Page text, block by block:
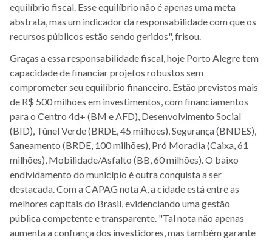
equilíbrio fiscal. Esse equilíbrio não é apenas uma meta
abstrata, mas um indicador da responsabilidade com que os
recursos públicos estão sendo geridos", frisou.
Graças a essa responsabilidade fiscal, hoje Porto Alegre tem
capacidade de financiar projetos robustos sem
comprometer seu equilíbrio financeiro. Estão previstos mais
de R$ 500 milhões em investimentos, com financiamentos
para o Centro 4d+ (BM e AFD), Desenvolvimento Social
(BID), Túnel Verde (BRDE, 45 milhões), Segurança (BNDES),
Saneamento (BRDE, 100 milhões), Pró Moradia (Caixa, 61
milhões), Mobilidade/Asfalto (BB, 60 milhões). O baixo
endividamento do município é outra conquista a ser
destacada. Com a CAPAG nota A, a cidade está entre as
melhores capitais do Brasil, evidenciando uma gestão
pública competente e transparente. "Tal nota não apenas
aumenta a confiança dos investidores, mas também garante